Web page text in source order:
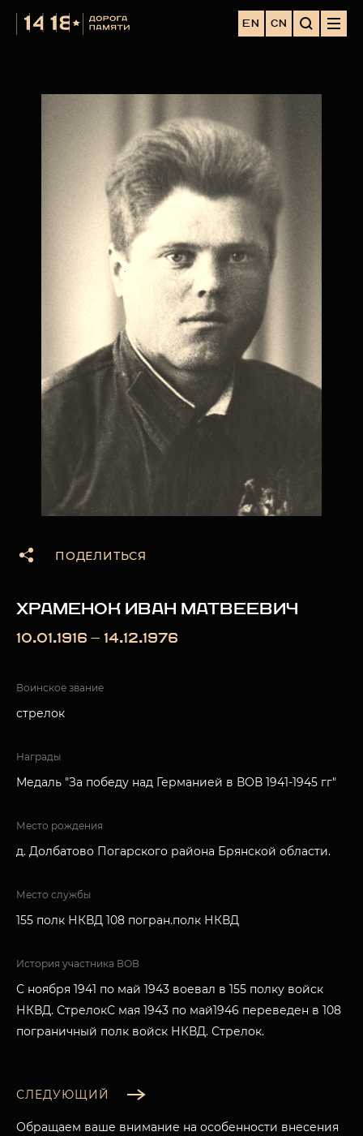
EN CN
ПОДЕЛИТЬСЯ
ХРАМЕНОК ИВАН МАТВЕЕВИЧ
10.01.1916 — 14.12.1976
Воинское звание
стрелок
Награды
Медаль "За победу над Германией в ВОВ 1941-1945 гг"
Место рождения
д. Долбатово Погарского района Брянской области.
Место службы
155 полк НКВД 108 погран.полк НКВД
История участника ВОВ
С ноября 1941 по май 1943 воевал в 155 полку войск
НКВД. СтрелокС мая 1943 по май1946 переведен в 108
пограничный полк войск НКВД. Стрелок.
СЛЕДУЮЩИЙ
Обращаем ваше внимание на особенности внесения